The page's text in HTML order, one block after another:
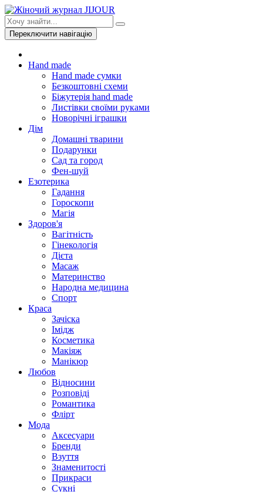
Переключити навігацію
Hand made
Hand made сумки
Безкоштовні схеми
Біжутерія hand made
Листівки своїми руками
Новорічні іграшки
Дім
Домашні тварини
Подарунки
Сад та город
Фен-шуй
Езотерика
Гадання
Гороскопи
Магія
Здоров'я
Вагітність
Гінекологія
Дієта
Масаж
Материнство
Народна медицина
Спорт
Краса
Зачіска
Імідж
Косметика
Макіяж
Манікюр
Любов
Відносини
Розповіді
Романтика
Флірт
Мода
Аксесуари
Бренди
Взуття
Знаменитості
Прикраси
Сукні